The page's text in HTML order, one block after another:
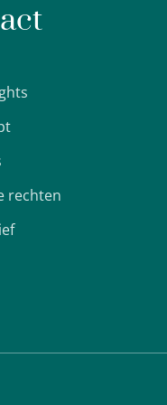
rechten